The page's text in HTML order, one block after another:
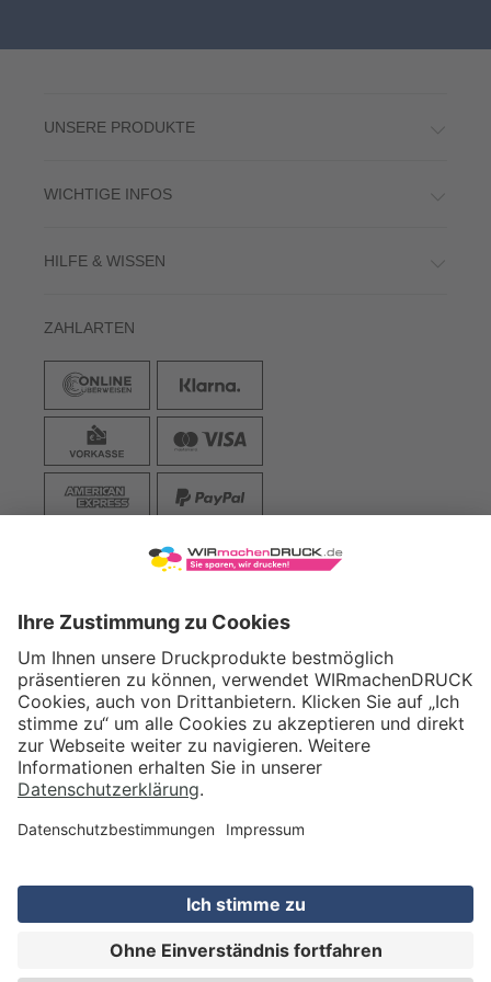
UNSERE PRODUKTE
WICHTIGE INFOS
HILFE & WISSEN
ZAHLARTEN
VERSAND
WIRmachenDRUCK GmbH
Illerstraße 15
71522 Backnang